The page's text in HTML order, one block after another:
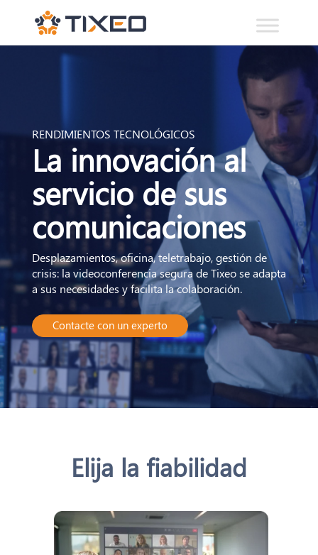
RENDIMIENTOS TECNOLÓGICOS
La innovación al
servicio de sus
comunicaciones
Desplazamientos, oficina, teletrabajo, gestión de
crisis: la videoconferencia segura de Tixeo se adapta
a sus necesidades y facilita la colaboración.
Contacte con un experto
Elija la fiabilidad